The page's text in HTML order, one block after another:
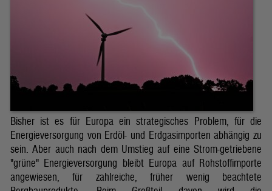
Bisher ist es für Europa ein strategisches Problem, für die
Energieversorgung von Erdöl- und Erdgasimporten abhängig zu
sein. Aber auch nach dem Umstieg auf eine Strom-getriebene
"grüne" Energieversorgung bleibt Europa auf Rohstoffimporte
angewiesen, für zahlreiche, früher wenig beachtete